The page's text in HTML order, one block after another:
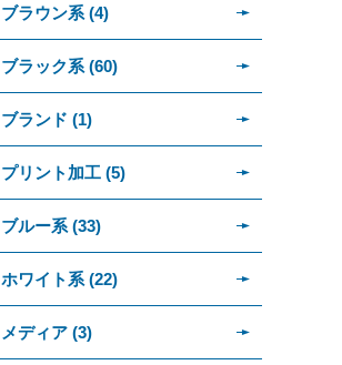
ブラウン系 (4)
ブラック系 (60)
ブランド (1)
プリント加工 (5)
ブルー系 (33)
ホワイト系 (22)
メディア (3)